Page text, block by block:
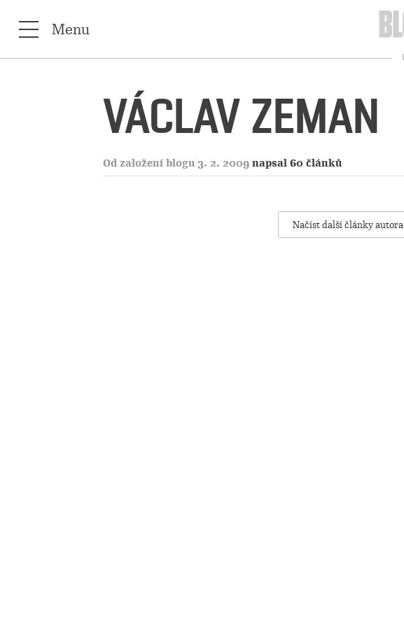
Menu
VÁCLAV ZEMAN
Od založení blogu 3. 2. 2009 napsal 60 článků
Načíst další články autora